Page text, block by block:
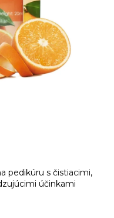
pedikúru s čistiacimi,
účinkami